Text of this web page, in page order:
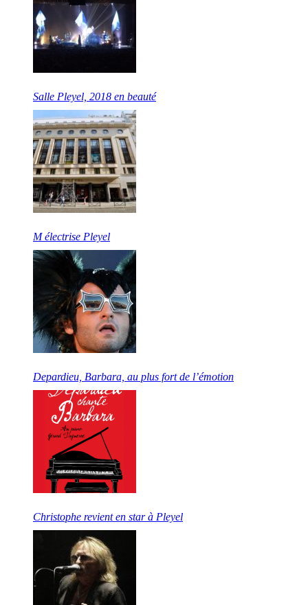
Salle Pleyel, 2018 en beauté
M électrise Pleyel
Depardieu, Barbara, au plus fort de l’émotion
Christophe revient en star à Pleyel